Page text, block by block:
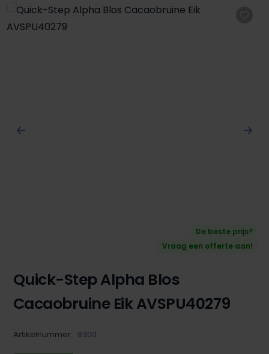
Afbeeldingengalerij overslaan
De beste prijs?
Vraag een offerte aan!
Quick-Step Alpha Blos
Cacaobruine Eik AVSPU40279
Artikelnummer: 8300